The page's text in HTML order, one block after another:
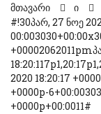
მთავარი
ი
#!30პარ, 27 ნოე
2020 18:20:17
+0000p-
+0000p+00:0011#